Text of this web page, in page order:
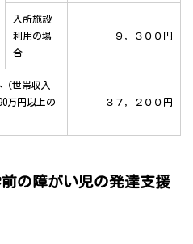
入所施設
利用の場
合
９，３００円
（世帯収入
万円以上の
３７，２００円
前の障がい児の発達支援